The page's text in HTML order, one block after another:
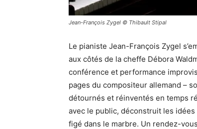
Jean-François Zygel © Thibault Stipal
Le pianiste Jean-François Zygel
aux côtés de la cheffe Débora
conférence et performance
pages du compositeur allemand –
détournés et réinventés en temps
avec le public, déconstruit les idées
figé dans le marbre. Un rendez-